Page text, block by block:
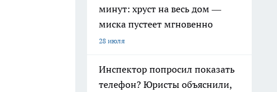
минут: хруст на весь дом —
миска пустеет мгновенно
28 июля
Инспектор попросил показать
телефон? Юристы объяснили,